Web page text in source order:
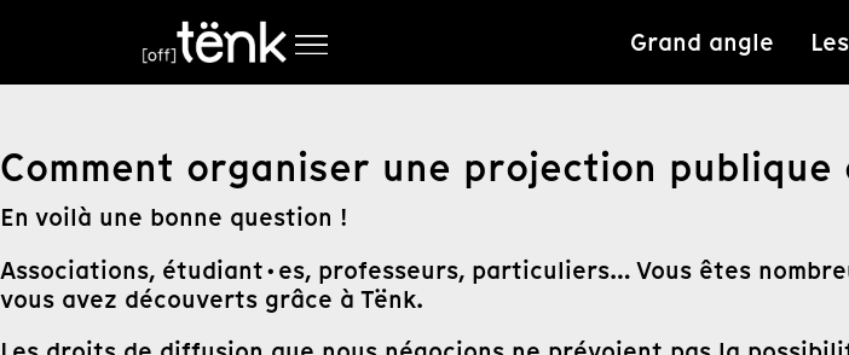
Grand angle
Comment organiser une projection publique
En voilà une bonne question !
Associations, étudiant·es, professeurs, particuliers… Vous êtes
vous avez découverts grâce à Tënk.